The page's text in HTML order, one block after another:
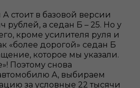
стоит в базовой версии
рублей, а седан Б – 25. Но у
кроме усилителя руля и
«более дорогой» седан Б
которое мы указали.
Поэтому снова
А, выбираем
за условные 22 тысячи